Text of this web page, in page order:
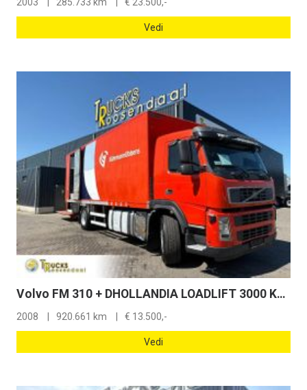
Vedi
Volvo FM 310 + DHOLLANDIA LOADLIFT 3000 KG + SIDE DOOR + EURO 5
2008 920.661 km € 13.500,-
Vedi